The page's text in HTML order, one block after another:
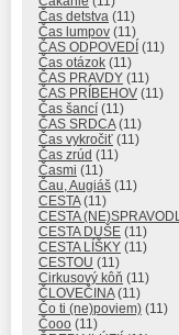
Čas detstva (11)
Čas lumpov (11)
ČAS ODPOVEDÍ (11)
Čas otázok (11)
ČAS PRAVDY (11)
ČAS PRÍBEHOV (11)
Čas šancí (11)
ČAS SRDCA(11)
Čas vykročiť (11)
Čas zrúd (11)
Časmi (11)
Čau, Augiáš (11)
CESTA(11)
CESTA
CESTA DUŠE (11)
CESTA LÍŠKY (11)
CESTOU (11)
Cirkusový kôň (11)
ČLOVEČINA(11)
Čo ti (ne)poviem) (11)
Čooo (11)